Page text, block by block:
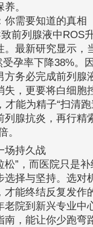
。
你需要知道的真相
前列腺液中ROS
。最新研究显示，
孕率下降38%。
方务必完成前列腺
，更要将白细胞
才能为精子“扫清
列腺抗炎，再行精
。
场持久战
松”，而医院只是
选择与坚持。选对
才能终结反复发作
老院到新兴专业中
南，能让你少跑弯